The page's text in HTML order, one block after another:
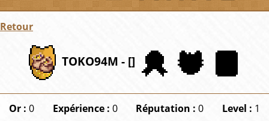
Retour
TOKO94M - []
Or :0 Expérience : 0 Réputation :0 Level : 1